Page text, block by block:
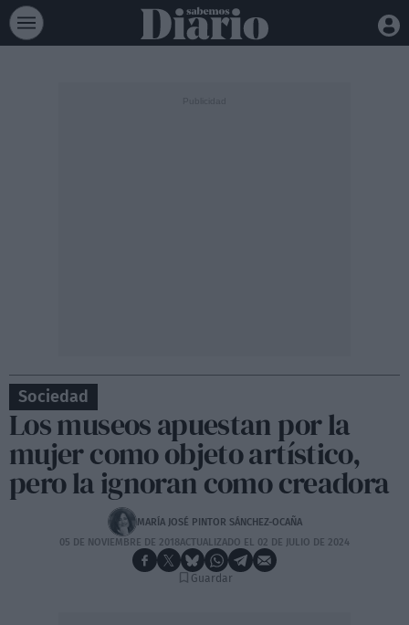
Sociedad
Los museos apuestan por la
mujer como objeto artístico,
pero la ignoran como creadora
MARÍA JOSÉ PINTOR SÁNCHEZ-OCAÑA
05 DE NOVIEMBRE DE 2018ACTUALIZADO EL 02 DE JULIO DE 2024
Guardar